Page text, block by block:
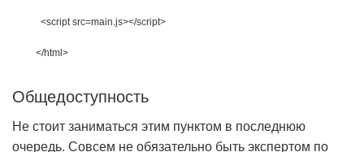
<script src=main.js></script>
</html>
Общедоступность
Не стоит заниматься этим пунктом в последнюю
очередь. Совсем не обязательно быть экспертом по